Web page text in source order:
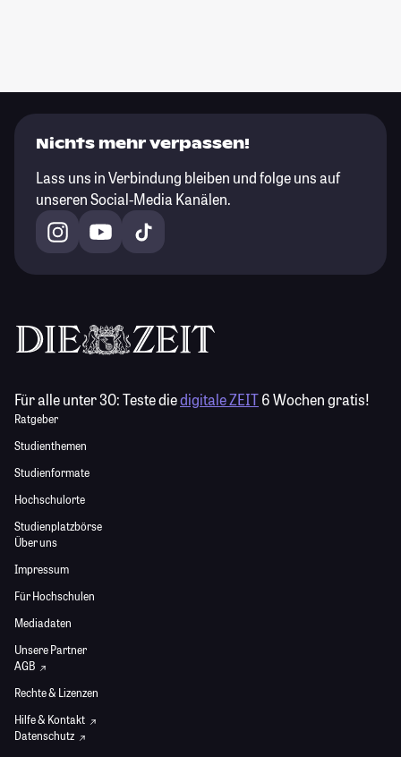
Nichts mehr verpassen!
Lass uns in Verbindung bleiben und folge uns auf
unseren Social-Media Kanälen.
Für alle unter 30:Teste diedigitale ZEIT6 Wochen gratis!
Ratgeber
Studienthemen
Studienformate
Hochschulorte
Studienplatzbörse
Über uns
Impressum
Für Hochschulen
Mediadaten
Unsere Partner
AGB
Rechte & Lizenzen
Hilfe & Kontakt
Datenschutz